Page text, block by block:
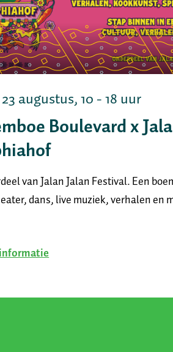
augustus, 10 - 18 uur
Boulevard x
van Jalan Jalan Festival. Een
dans, live muziek, verhalen en